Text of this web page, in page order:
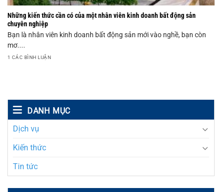
DANH MỤC
Dịch vụ
Kiến thức
Tin tức
Những kiến thức cần có của một nhân viên kinh doanh bất động sản
chuyên nghiệp
Bạn là nhân viên kinh doanh bất động sản mới vào nghề, bạn còn
mơ....
1 CÁC BÌNH LUẬN